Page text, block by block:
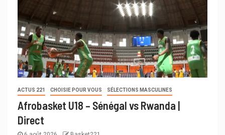
ACTUS 221 CHOISIE POUR VOUS SÉLECTIONS MASCULINES
Afrobasket U18 – Sénégal vs Rwanda |
Direct